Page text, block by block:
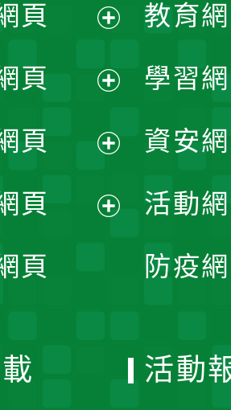
選
單
開
選
單
頁
開
選
單
頁
開
選
頁
開
頁
頁
教育
學習
資安
活動
防疫
活動